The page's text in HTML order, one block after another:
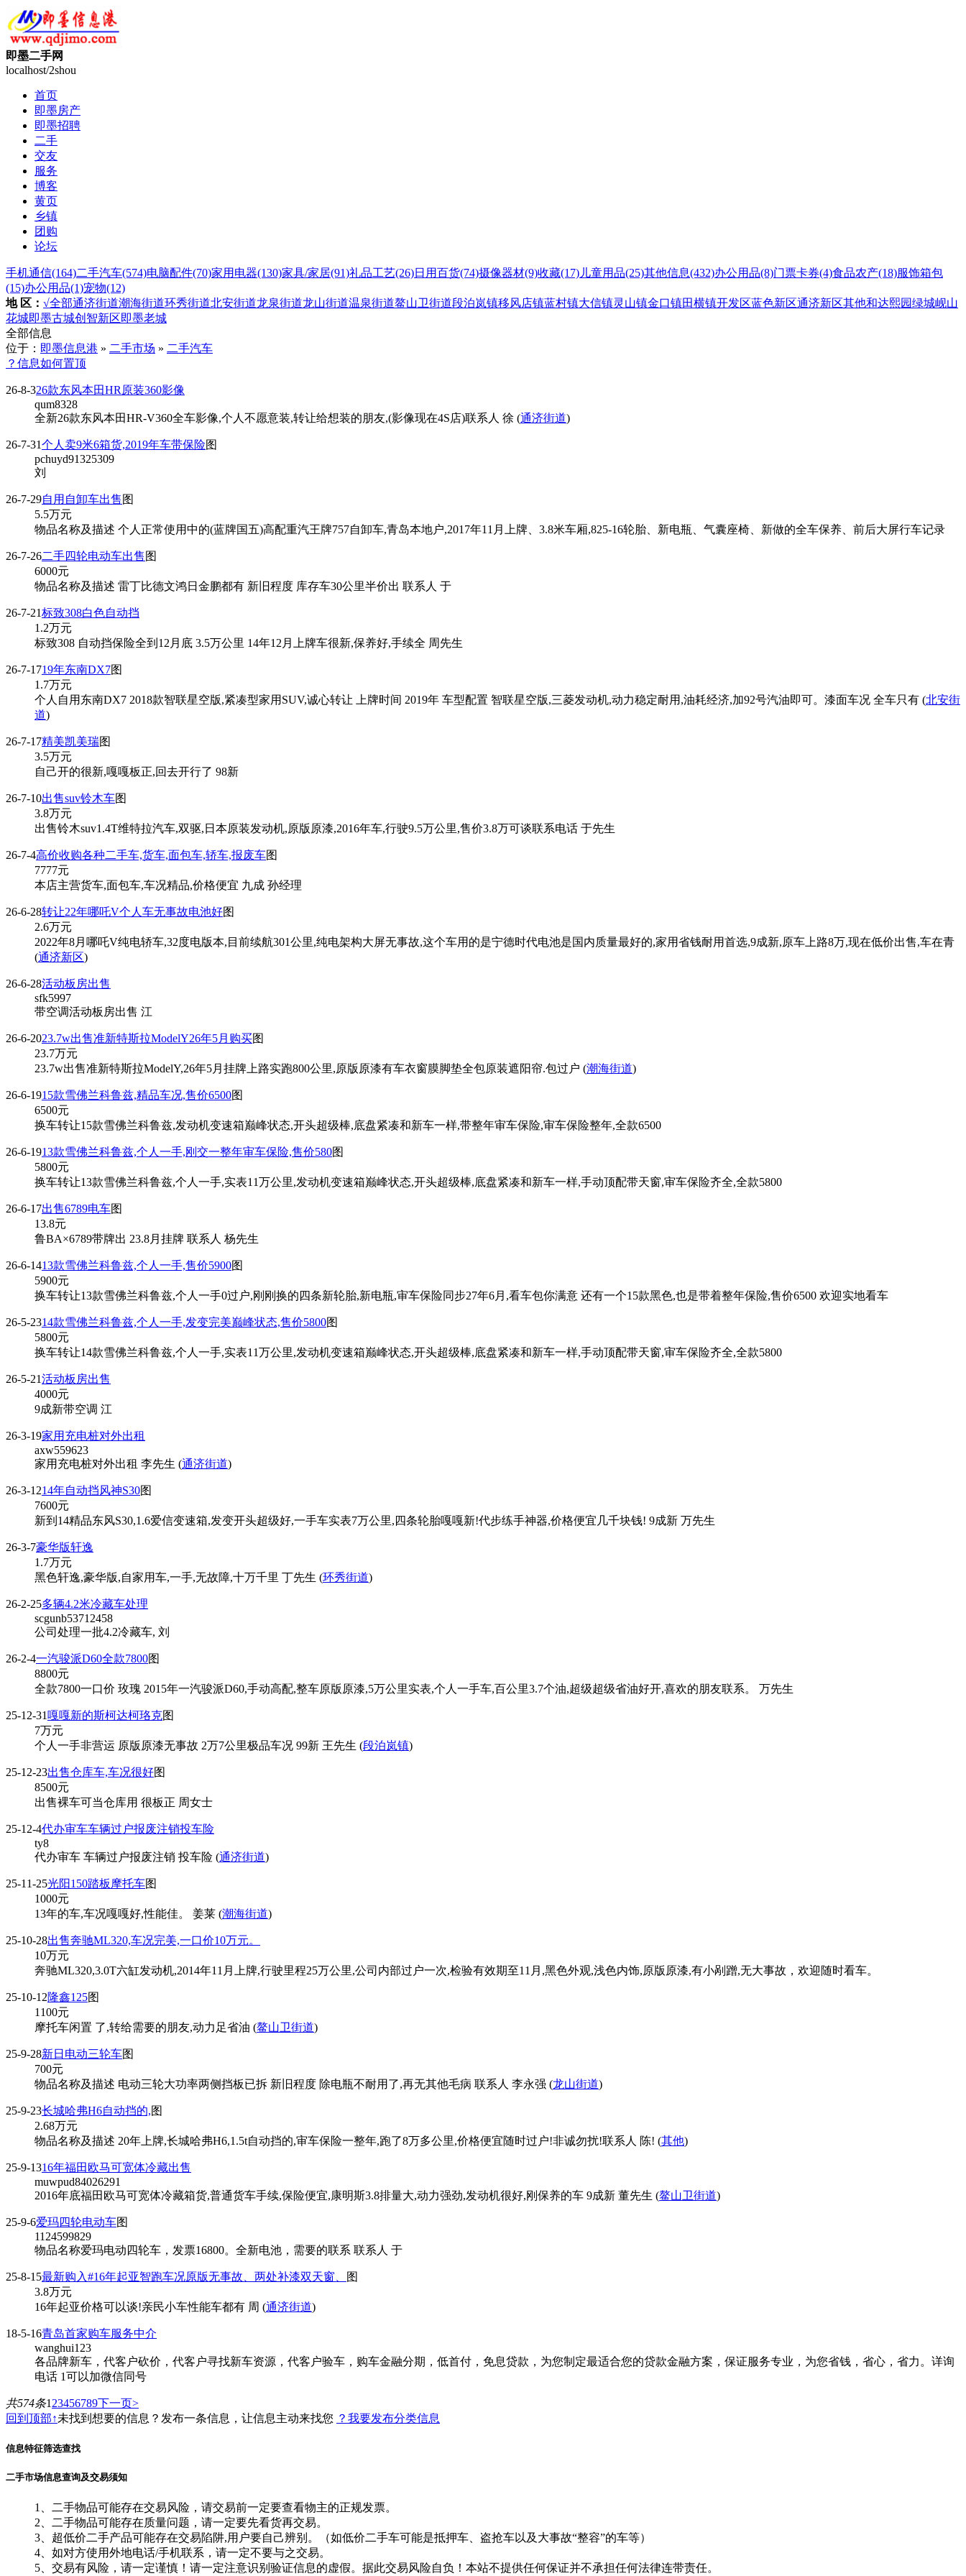
即墨二手网
localhost/2shou
首页
即墨房产
即墨招聘
二手
交友
服务
博客
黄页
乡镇
团购
论坛
手机通信(164)二手汽车(574)电脑配件(70)家用电器(130)家具/家居(91)礼品工艺(26)日用百货(74)摄像器材(9)收藏(17) 儿童用品(25)其他信息(432)办公用品(8)门票卡券(4)食品农产(18)服饰箱包
(15)办公用品(1)宠物(12)
地 区： √全部通济街道潮海街道环秀街道北安街道龙泉街道龙山街道温泉街道鳌山卫街道段泊岚镇移风店镇蓝村镇大信镇灵山镇金口镇田横镇开发区蓝色新区通济新区其他和达熙园绿城岘山
花城即墨古城创智新区即墨老城
全部信息
位于： 即墨信息港 » 二手市场 » 二手汽车
？信息如何置顶
26-8-326款东风本田HR原装360影像
qum8328
全新26款东风本田HR-V360全车影像,个人不愿意装,转让给想装的朋友,(影像现在4S店)联系人 徐 (通济街道)
26-7-31个人卖9米6箱货,2019年车带保险图
pchuyd91325309
刘
26-7-29自用自卸车出售 图
5.5万元
物品名称及描述 个人正常使用中的(蓝牌国五)高配重汽王牌757自卸车,青岛本地户,2017年11月上牌、3.8米车厢,825-16轮胎、新电瓶、气囊座椅、新做的全车保养、前后大屏行车记录
26-7-26二手四轮电动车出售 图
6000元
物品名称及描述 雷丁比德文鸿日金鹏都有 新旧程度 库存车30公里半价出 联系人 于
26-7-21标致308白色自动挡
1.2万元
标致308 自动挡保险全到12月底 3.5万公里 14年12月上牌车很新,保养好,手续全 周先生
26-7-1719年东南DX7图
1.7万元
个人自用东南DX7 2018款智联星空版,紧凑型家用SUV,诚心转让 上牌时间 2019年 车型配置 智联星空版,三菱发动机,动力稳定耐用,油耗经济,加92号汽油即可。漆面车况 全车只有 (北安街
道)
26-7-17精美凯美瑞图
3.5万元
自己开的很新,嘎嘎板正,回去开行了 98新
26-7-10出售suv铃木车图
3.8万元
出售铃木suv1.4T维特拉汽车,双驱,日本原装发动机,原版原漆,2016年车,行驶9.5万公里,售价3.8万可谈联系电话 于先生
26-7-4高价收购各种二手车,货车,面包车,轿车,报废车图
7777元
本店主营货车,面包车,车况精品,价格便宜 九成 孙经理
26-6-28转让22年哪吒V个人车无事故电池好图
2.6万元
2022年8月哪吒V纯电轿车,32度电版本,目前续航301公里,纯电架构大屏无事故,这个车用的是宁德时代电池是国内质量最好的,家用省钱耐用首选,9成新,原车上路8万,现在低价出售,车在青
(通济新区)
26-6-28活动板房出售
sfk5997
带空调活动板房出售 江
26-6-2023.7w出售准新特斯拉ModelY26年5月购买图
23.7万元
23.7w出售准新特斯拉ModelY,26年5月挂牌上路实跑800公里,原版原漆有车衣窗膜脚垫全包原装遮阳帘.包过户 (潮海街道)
26-6-1915款雪佛兰科鲁兹,精品车况,售价6500图
6500元
换车转让15款雪佛兰科鲁兹,发动机变速箱巅峰状态,开头超级棒,底盘紧凑和新车一样,带整年审车保险,审车保险整年,全款6500
26-6-1913款雪佛兰科鲁兹,个人一手,刚交一整年审车保险,售价580图
5800元
换车转让13款雪佛兰科鲁兹,个人一手,实表11万公里,发动机变速箱巅峰状态,开头超级棒,底盘紧凑和新车一样,手动顶配带天窗,审车保险齐全,全款5800
26-6-17出售6789电车图
13.8元
鲁BA×6789带牌出 23.8月挂牌 联系人 杨先生
26-6-1413款雪佛兰科鲁兹,个人一手,售价5900图
5900元
换车转让13款雪佛兰科鲁兹,个人一手0过户,刚刚换的四条新轮胎,新电瓶,审车保险同步27年6月,看车包你满意 还有一个15款黑色,也是带着整年保险,售价6500 欢迎实地看车
26-5-2314款雪佛兰科鲁兹,个人一手,发变完美巅峰状态,售价5800图
5800元
换车转让14款雪佛兰科鲁兹,个人一手,实表11万公里,发动机变速箱巅峰状态,开头超级棒,底盘紧凑和新车一样,手动顶配带天窗,审车保险齐全,全款5800
26-5-21活动板房出售
4000元
9成新带空调 江
26-3-19家用充电桩对外出租
axw559623
家用充电桩对外出租 李先生 (通济街道)
26-3-1214年自动挡风神S30图
7600元
新到14精品东风S30,1.6爱信变速箱,发变开头超级好,一手车实表7万公里,四条轮胎嘎嘎新!代步练手神器,价格便宜几千块钱! 9成新 万先生
26-3-7豪华版轩逸
1.7万元
黑色轩逸,豪华版,自家用车,一手,无故障,十万千里 丁先生 (环秀街道)
26-2-25多辆4.2米冷藏车处理
scgunb53712458
公司处理一批4.2冷藏车, 刘
26-2-4一汽骏派D60全款7800图
8800元
全款7800一口价 玫瑰 2015年一汽骏派D60,手动高配,整车原版原漆,5万公里实表,个人一手车,百公里3.7个油,超级超级省油好开,喜欢的朋友联系。 万先生
25-12-31 嘎嘎新的斯柯达柯珞克图
7万元
个人一手非营运 原版原漆无事故 2万7公里极品车况 99新 王先生 (段泊岚镇)
25-12-23出售仓库车,车况很好图
8500元
出售裸车可当仓库用 很板正 周女士
25-12-4代办审车车辆过户报废注销投车险
ty8
代办审车 车辆过户报废注销 投车险 (通济街道)
25-11-25光阳150踏板摩托车图
1000元
13年的车,车况嘎嘎好,性能佳。 姜莱 (潮海街道)
25-10-28出售奔驰ML320,车况完美,一口价10万元。
10万元
奔驰ML320,3.0T六缸发动机,2014年11月上牌,行驶里程25万公里,公司内部过户一次,检验有效期至11月,黑色外观,浅色内饰,原版原漆,有小剐蹭,无大事故，欢迎随时看车。
25-10-12隆鑫125图
1100元
摩托车闲置 了,转给需要的朋友,动力足省油 (鳌山卫街道)
25-9-28新日电动三轮车图
700元
物品名称及描述 电动三轮大功率两侧挡板已拆 新旧程度 除电瓶不耐用了,再无其他毛病 联系人 李永强 (龙山街道)
25-9-23长城哈弗H6自动挡的,图
2.68万元
物品名称及描述 20年上牌,长城哈弗H6,1.5t自动挡的,审车保险一整年,跑了8万多公里,价格便宜随时过户!非诚勿扰!联系人 陈! (其他)
25-9-1316年福田欧马可宽体冷藏出售
muwpud84026291
2016年底福田欧马可宽体冷藏箱货,普通货车手续,保险便宜,康明斯3.8排量大,动力强劲,发动机很好,刚保养的车 9成新 董先生 (鳌山卫街道)
25-9-6爱玛四轮电动车图
1124599829
物品名称爱玛电动四轮车，发票16800。全新电池，需要的联系 联系人 于
25-8-15最新购入#16年起亚智跑车况原版无事故、两处补漆双天窗、
图
3.8万元
16年起亚价格可以谈!亲民小车性能车都有 周 (通济街道)
18-5-16青岛首家购车服务中介
wanghui123
各品牌新车，代客户砍价，代客户寻找新车资源，代客户验车，购车金融分期，低首付，免息贷款，为您制定最适合您的贷款金融方案，保证服务专业，为您省钱，省心，省力。详询
电话 1可以加微信同号
共574条1 23456789下一页>
回到顶部↑未找到想要的信息？发布一条信息，让信息主动来找您 ？我要发布分类信息
信息特征筛选查找
二手市场信息查询及交易须知
1、二手物品可能存在交易风险，请交易前一定要查看物主的正规发票。
2、二手物品可能存在质量问题，请一定要先看货再交易。
3、超低价二手产品可能存在交易陷阱,用户要自己辨别。（如低价二手车可能是抵押车、盗抢车以及大事故“整容”的车等）
4、如对方使用外地电话/手机联系，请一定不要与之交易。
5、交易有风险，请一定谨慎！请一定注意识别验证信息的虚假。据此交易风险自负！本站不提供任何保证并不承担任何法律连带责任。